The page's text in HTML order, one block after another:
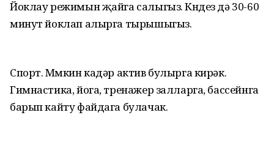
Йоклау режимын җайга салыгыз. Көндез дә 30-60
минут йоклап алырга тырышыгыз.
Спорт. Мөмкин кадәр актив булырга кирәк.
Гимнастика, йога, тренажер залларга, бассейнга
барып кайту файдага булачак.